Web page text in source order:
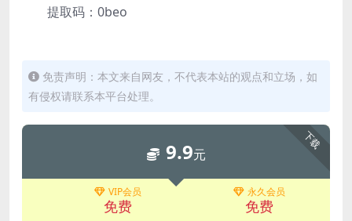
提取码：0beo
免责声明：本文来自网友，不代表本站的观点和立场，如
有侵权请联系本平台处理。
下载
9.9元
VIP会员
免费
永久会员
免费